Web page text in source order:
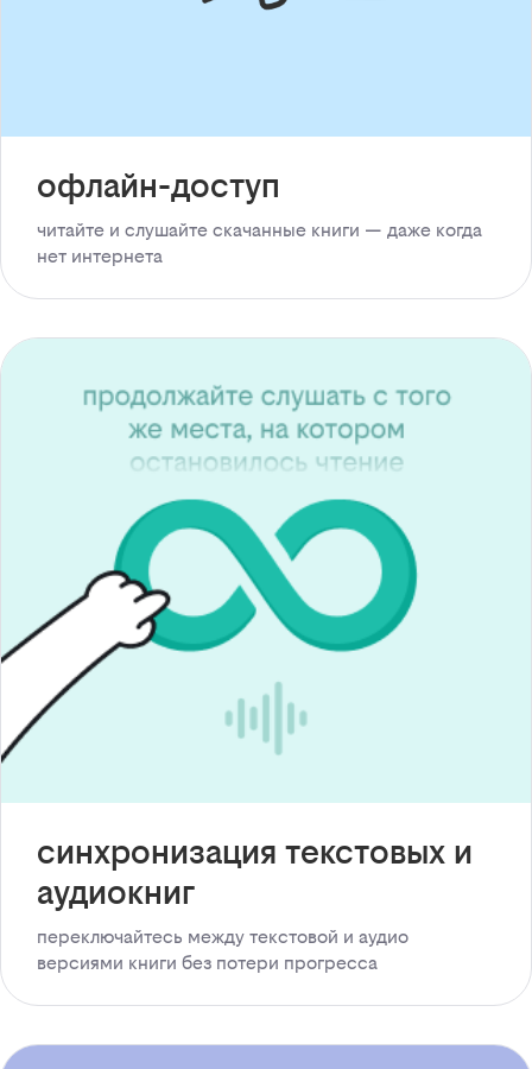
офлайн-доступ
читайте и слушайте скачанные книги — даже когда
нет интернета
синхронизация текстовых и
аудиокниг
переключайтесь между текстовой и аудио
версиями книги без потери прогресса